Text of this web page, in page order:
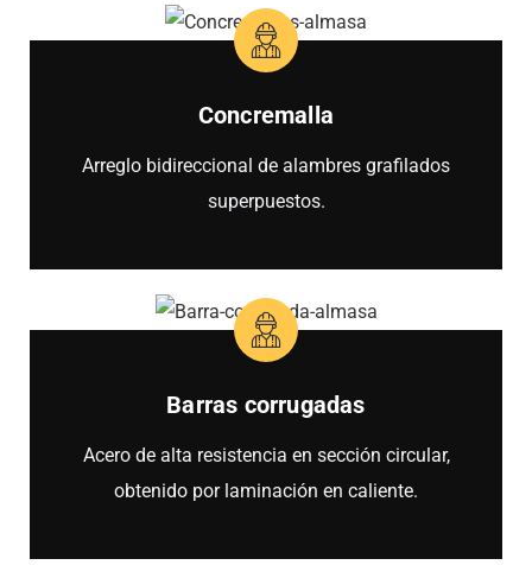
Concremalla
Arreglo bidireccional de alambres grafilados
superpuestos.
Barras corrugadas
Acero de alta resistencia en sección circular,
obtenido por laminación en caliente.